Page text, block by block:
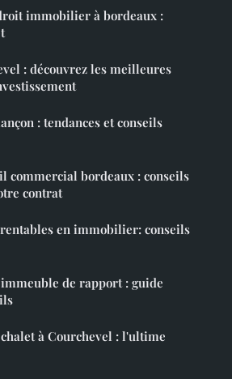
immobilier à bordeaux :
: découvrez les meilleures
: tendances et conseils
commercial bordeaux : conseils
contrat
en immobilier: conseils
de rapport : guide
à Courchevel : l'ultime